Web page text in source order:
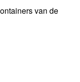
van de